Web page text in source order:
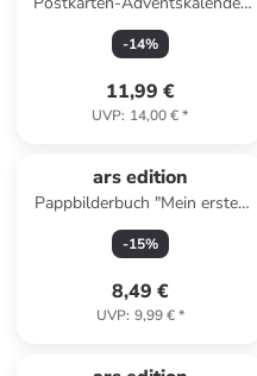
"Make it a December to
remember"
-14%
11,99 €
UVP: 14,00 €*
ars edition
Pappbilderbuch "Mein erstes
Pop-it-Buch - Lustiger
Schneemann"
-15%
8,49 €
UVP: 9,99 €*